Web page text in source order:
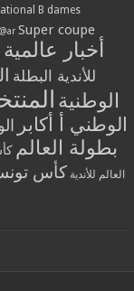
B dames
Super coupe
أخبار عالمية
للأندية البطلة
الوطنية
الوطني أ أكابر
بطولة العالم
العالم للأندية كأس